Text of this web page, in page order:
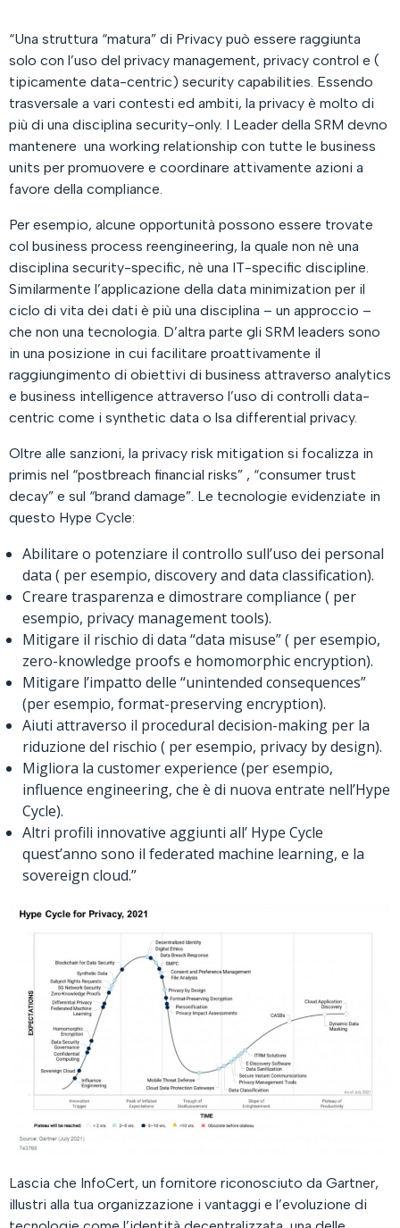
“Una struttura “matura” di Privacy può essere raggiunta
solo con l’uso del privacy management, privacy control e (
tipicamente data-centric) security capabilities. Essendo
trasversale a vari contesti ed ambiti, la privacy è molto di
più di una disciplina security-only. I Leader della SRM devno
mantenere una working relationship con tutte le business
units per promuovere e coordinare attivamente azioni a
favore della compliance.
Per esempio, alcune opportunità possono essere trovate
col business process reengineering, la quale non nè una
disciplina security-specific, nè una IT-specific discipline.
Similarmente l’applicazione della data minimization per il
ciclo di vita dei dati è più una disciplina – un approccio –
che non una tecnologia. D’altra parte gli SRM leaders sono
in una posizione in cui facilitare proattivamente il
raggiungimento di obiettivi di business attraverso analytics
e business intelligence attraverso l’uso di controlli data-
centric come i synthetic data o lsa differential privacy.
Oltre alle sanzioni, la privacy risk mitigation si focalizza in
primis nel “postbreach financial risks” , “consumer trust
decay” e sul “brand damage”. Le tecnologie evidenziate in
questo Hype Cycle:
Abilitare o potenziare il controllo sull’uso dei personal
data ( per esempio, discovery and data classification).
Creare trasparenza e dimostrare compliance ( per
esempio, privacy management tools).
Mitigare il rischio di data “data misuse” ( per esempio,
zero-knowledge proofs e homomorphic encryption).
Mitigare l’impatto delle “unintended consequences”
(per esempio, format-preserving encryption).
Aiuti attraverso il procedural decision-making per la
riduzione del rischio ( per esempio, privacy by design).
Migliora la customer experience (per esempio,
influence engineering, che è di nuova entrate nell’Hype
Cycle).
Altri profili innovative aggiunti all’ Hype Cycle
quest’anno sono il federated machine learning, e la
sovereign cloud.”
Lascia che InfoCert, un fornitore riconosciuto da Gartner,
illustri alla tua organizzazione i vantaggi e l’evoluzione di